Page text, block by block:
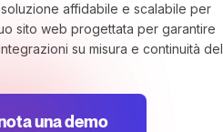
affidabile e scalabile per
sito web progettata per garantire
su misura e continuità del
una demo